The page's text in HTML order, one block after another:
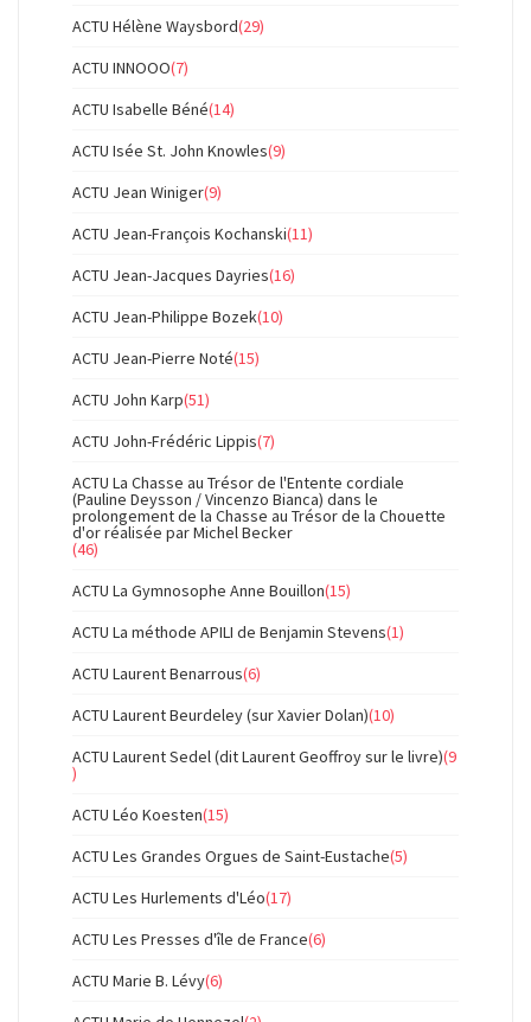
ACTU Hélène Waysbord(29)
ACTU INNOOO(7)
ACTU Isabelle Béné(14)
ACTU Isée St. John Knowles(9)
ACTU Jean Winiger(9)
ACTU Jean-François Kochanski(11)
ACTU Jean-Jacques Dayries(16)
ACTU Jean-Philippe Bozek(10)
ACTU Jean-Pierre Noté(15)
ACTU John Karp(51)
ACTU John-Frédéric Lippis(7)
ACTU La Chasse au Trésor de l'Entente cordiale
(Pauline Deysson / Vincenzo Bianca) dans le
prolongement de la Chasse au Trésor de la Chouette
d'or réalisée par Michel Becker
(46)
ACTU La Gymnosophe Anne Bouillon(15)
ACTU La méthode APILI de Benjamin Stevens(1)
ACTU Laurent Benarrous(6)
ACTU Laurent Beurdeley (sur Xavier Dolan)(10)
ACTU Laurent Sedel (dit Laurent Geoffroy sur le livre)(9
)
ACTU Léo Koesten(15)
ACTU Les Grandes Orgues de Saint-Eustache(5)
ACTU Les Hurlements d'Léo(17)
ACTU Les Presses d'île de France(6)
ACTU Marie B. Lévy(6)